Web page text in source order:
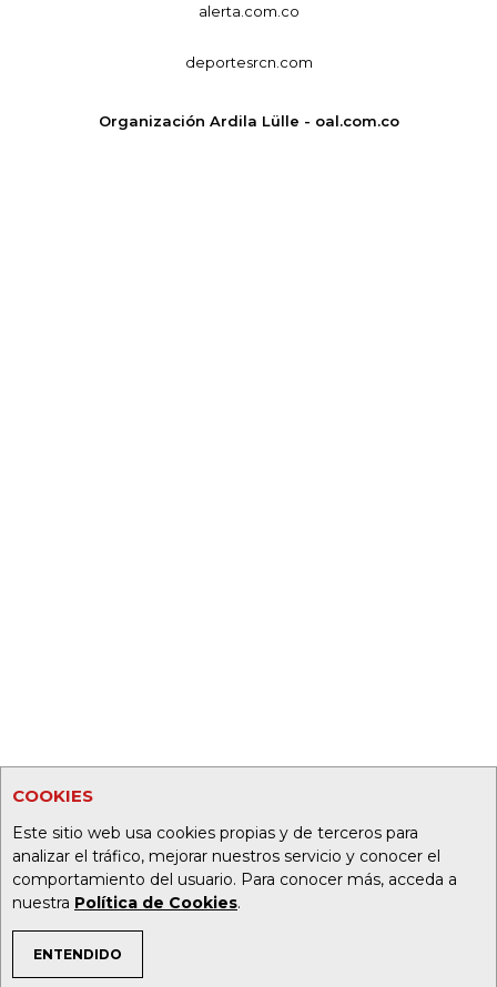
COOKIES
Este sitio web usa cookies propias y de terceros para
analizar el tráfico, mejorar nuestros servicio y conocer el
comportamiento del usuario. Para conocer más, acceda a
nuestra Política de Cookies.
ENTENDIDO
TEMAS DE INTERÉS
alerta.com.co
deportesrcn.com
Organización Ardila Lülle - oal.com.co